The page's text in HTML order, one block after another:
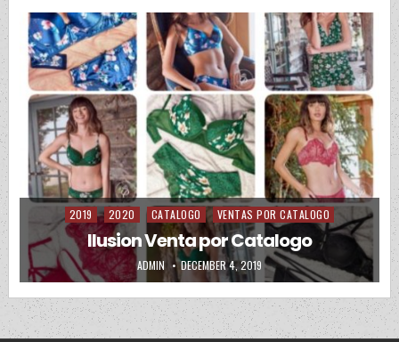
Posted in
2019 2020 CATALOGO VENTAS POR CATALOGO
Ilusion Venta por Catalogo
AUTHOR:
ADMIN PUBLISHED DATE:
DECEMBER 4, 2019